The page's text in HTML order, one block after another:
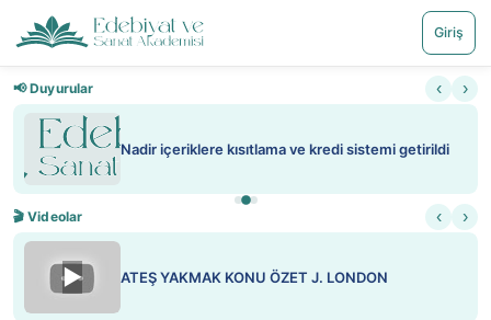
Giriş
📢 Duyurular ‹ ›
Nadir içeriklere kısıtlama ve kredi sistemi getirildi
🎬 Videolar ‹ ›
▶ ATEŞ YAKMAK KONU ÖZET J. LONDON